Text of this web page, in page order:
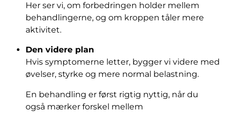
Her ser vi, om forbedringen holder mellem
behandlingerne, og om kroppen tåler mere
aktivitet.
Den videre plan
Hvis symptomerne letter, bygger vi videre med
øvelser, styrke og mere normal belastning.
En behandling er først rigtig nyttig, når du
også mærker forskel mellem